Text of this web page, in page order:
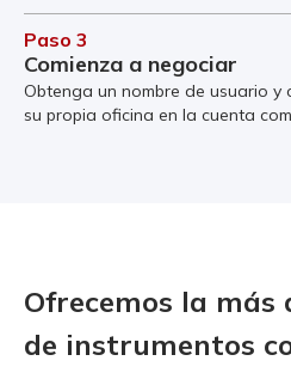
Paso 3
Comienza a negociar
Obtenga un nombre de usuario
su propia oficina en la cuenta
Ofrecemos la
de instrumentos